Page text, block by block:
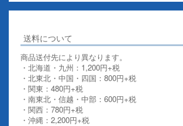
送料について
商品送付先により異なります。
・北海道・九州：1,200円+税
・北東北・中国・四国：800円+税
・関東：480円+税
・南東北・信越・中部：600円+税
・関西：780円+税
・沖縄：2,200円+税